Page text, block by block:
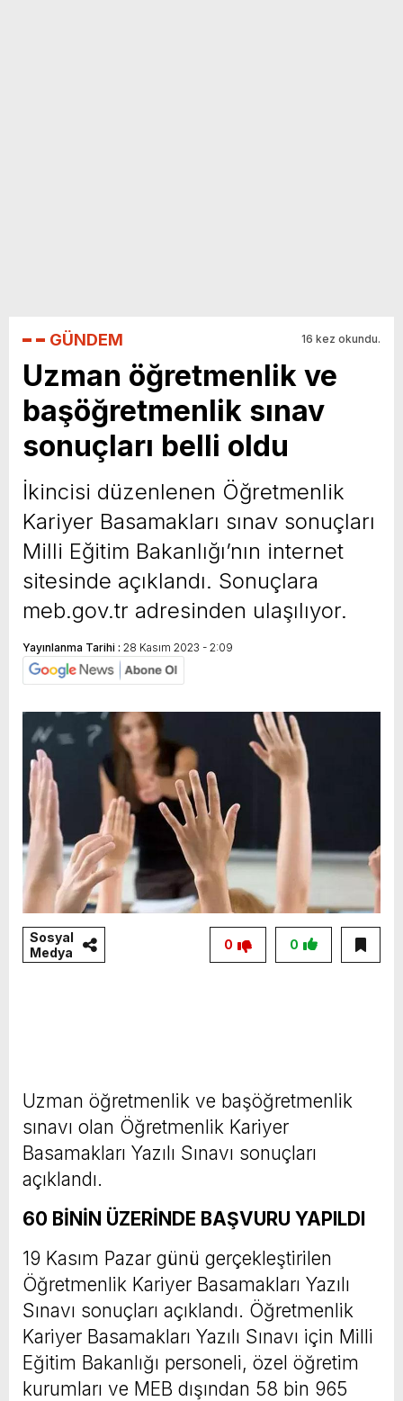
GÜNDEM 16 kez okundu.
Uzman öğretmenlik ve
başöğretmenlik sınav
sonuçları belli oldu
İkincisi düzenlenen Öğretmenlik
Kariyer Basamakları sınav sonuçları
Milli Eğitim Bakanlığı’nın internet
sitesinde açıklandı. Sonuçlara
meb.gov.tr adresinden ulaşılıyor.
Yayınlanma Tarihi : 28 Kasım 2023 - 2:09
Sosyal
Medya
0
0
Uzman öğretmenlik ve başöğretmenlik
sınavı olan Öğretmenlik Kariyer
Basamakları Yazılı Sınavı sonuçları
açıklandı.
60 BİNİN ÜZERİNDE BAŞVURU YAPILDI
19 Kasım Pazar günü gerçekleştirilen
Öğretmenlik Kariyer Basamakları Yazılı
Sınavı sonuçları açıklandı. Öğretmenlik
Kariyer Basamakları Yazılı Sınavı için Milli
Eğitim Bakanlığı personeli, özel öğretim
kurumları ve MEB dışından 58 bin 965